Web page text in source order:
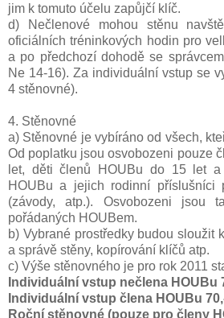
jim k tomuto účelu zapůjčí klíč.
d) Nečlenové mohou stěnu
oficiálních tréninkových hodin pro
a po předchozí dohodě se
Ne 14-16). Za individuální vstup se
4 stěnovné).
4. Stěnovné
a) Stěnovné je vybíráno od všech,
Od poplatku jsou osvobozeni pouze
let, děti členů HOUBu do 15 let
HOUBu a jejich rodinní příslušníci
(závody, atp.). Osvobozeni jsou
pořádaných HOUBem.
b) Vybrané prostředky budou sloužit
a správě stěny, kopírování klíčů atp.
c) Výše stěnovného je pro rok 2011
Individuální vstup nečlena HOUBu
Individuální vstup člena HOUBu
Roční stěnovné (pouze pro členy